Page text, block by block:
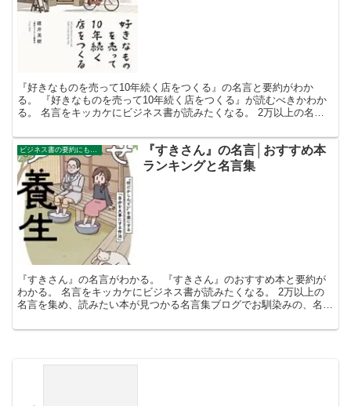
『好きなものを売って10年続く店をつくる』の名言と要約がわか
る。 『好きなものを売って10年続く店をつくる』が読むべきかわか
る。 名言をキッカケにビジネス書が読みたくなる。 2万以上の名言
『すきさん』の名言│おすすめ本
ランキングと名言集
『すきさん』の名言がわかる。 『すきさん』のおすすめ本と要約が
わかる。 名言をキッカケにビジネス書が読みたくなる。 2万以上の
名言を集め、読みたい本が見つかる名言集ブログでお馴染みの、名言